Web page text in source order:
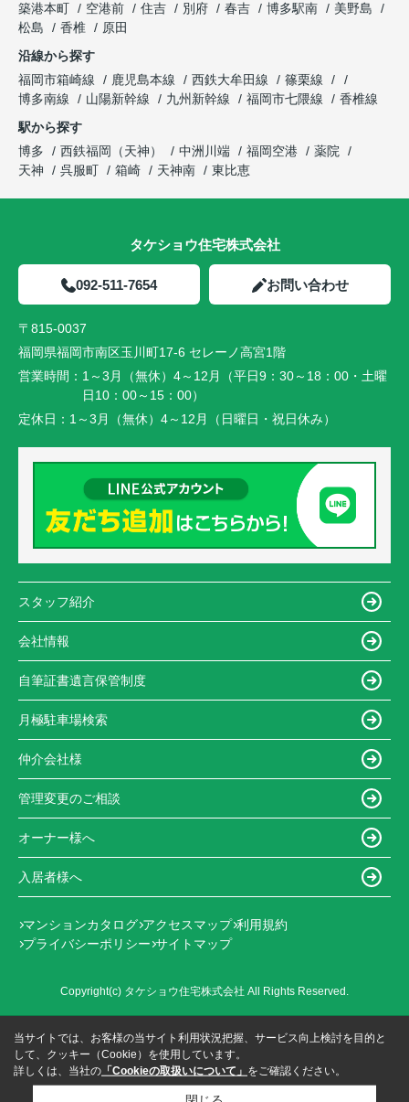
築港本町
空港前 住吉 別府 春吉 博多駅南
美野島
松島
香椎
原田
沿線から探す
福岡市箱崎線
鹿児島本線 西鉄大牟田線
篠栗線
博多南線
山陽新幹線 九州新幹線 福岡市七隈線
香椎線
駅から探す
博多
西鉄福岡（天神） 中洲川端 福岡空港
薬院
天神
呉服町 箱崎 天神南 東比恵
タケショウ住宅株式会社
092-511-7654 お問い合わせ
〒815-0037
福岡県福岡市南区玉川町17-6 セレーノ高宮1階
営業時間： 1～3月（無休）4～12月（平日9：30～18：00・土曜
日10：00～15：00）
定休日： 1～3月（無休）4～12月（日曜日・祝日休み）
スタッフ紹介
会社情報
自筆証書遺言保管制度
月極駐車場検索
仲介会社様
管理変更のご相談
オーナー様へ
入居者様へ
マンションカタログ アクセスマップ 利用規約
プライバシーポリシー サイトマップ
Copyright(c) タケショウ住宅株式会社 All Rights Reserved.
当サイトでは、お客様の当サイト利用状況把握、サービス向上検討を目的と
して、クッキー（Cookie）を使用しています。
詳しくは、当社の 「Cookieの取扱いについて」 をご確認ください。